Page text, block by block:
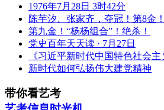
1976年7月28日 3时42分
陈芋汐、张家齐，夺冠！第8金！
第九金！“杨杨组合”！绝杀！
党史百年天天读 · 7月27日
《习近平新时代中国特色社会
新时代如何弘扬伟大建党精神
带你看艺考